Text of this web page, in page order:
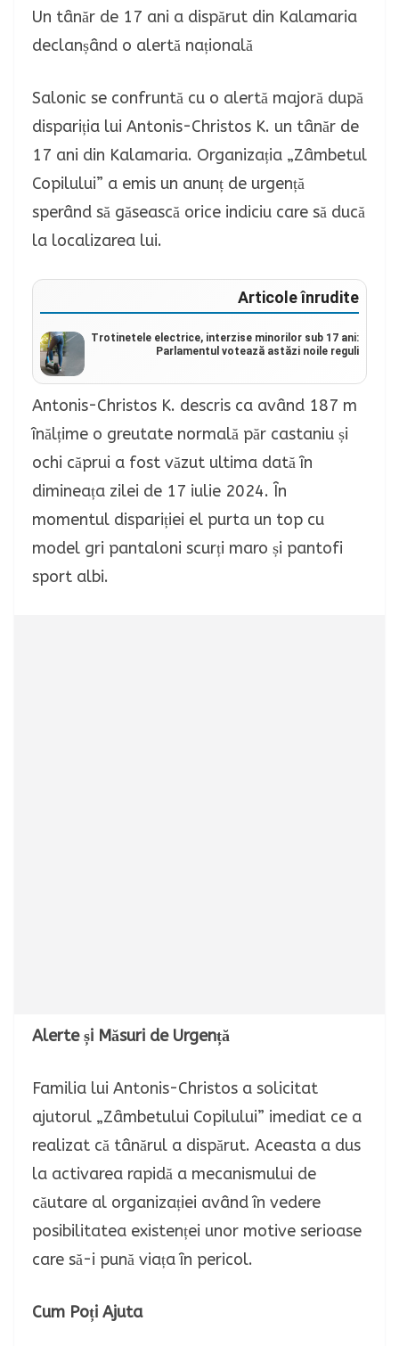
Un tânăr de 17 ani a dispărut din Kalamaria
declanșând o alertă națională
Salonic se confruntă cu o alertă majoră după
dispariția lui Antonis-Christos K. un tânăr de
17 ani din Kalamaria. Organizația „Zâmbetul
Copilului” a emis un anunț de urgență
sperând să găsească orice indiciu care să ducă
la localizarea lui.
Articole înrudite
Trotinetele electrice, interzise minorilor sub 17 ani:
Parlamentul votează astăzi noile reguli
Antonis-Christos K. descris ca având 187 m
înălțime o greutate normală păr castaniu și
ochi căprui a fost văzut ultima dată în
dimineața zilei de 17 iulie 2024. În
momentul dispariției el purta un top cu
model gri pantaloni scurți maro și pantofi
sport albi.
Alerte și Măsuri de Urgență
Familia lui Antonis-Christos a solicitat
ajutorul „Zâmbetului Copilului” imediat ce a
realizat că tânărul a dispărut. Aceasta a dus
la activarea rapidă a mecanismului de
căutare al organizației având în vedere
posibilitatea existenței unor motive serioase
care să-i pună viața în pericol.
Cum Poți Ajuta